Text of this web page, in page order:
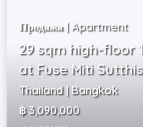
Продажа | Apartment
29 sqm high-floor
at Fuse Miti
Thailand | Bangkok
฿ 3,090,000